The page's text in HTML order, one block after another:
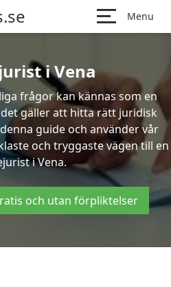
Menu
i Vena
frågor kan kännas som en
gäller att hitta rätt juridisk
guide och använder vår
och tryggaste vägen till en
i Vena.
och utan förpliktelser